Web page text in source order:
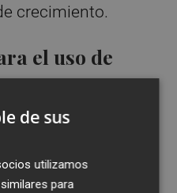
crecimiento.
el uso de
compañías pondrán
y experiencia en
a fin de
el
de sus
utilizamos
para